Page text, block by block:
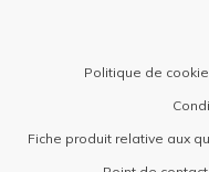
Politique de
Fiche produit relative aux